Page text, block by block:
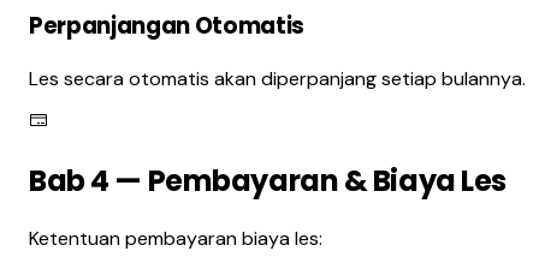
Perpanjangan Otomatis
Les secara otomatis akan diperpanjang setiap bulannya.
Bab 4 — Pembayaran & Biaya Les
Ketentuan pembayaran biaya les: